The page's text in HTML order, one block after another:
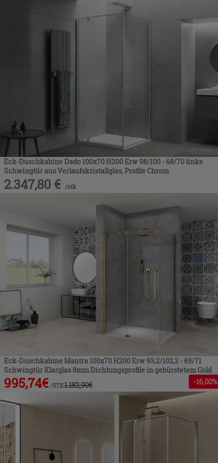
Eck-Duschkabine Dado 100x70 H200 Erw 98/100 - 68/70 linke
Schwingtür aus Verlaufskristallglas, Profile Chrom
2.347,80 € /stk
Eck-Duschkabine Mantra 100x70 H200 Erw 93,2/102,2 - 69/71
Schwingtür Klarglas 8mm Dichtungsprofile in gebürstetem Gold
995,74€ /STK1.182,90€ -16,00%